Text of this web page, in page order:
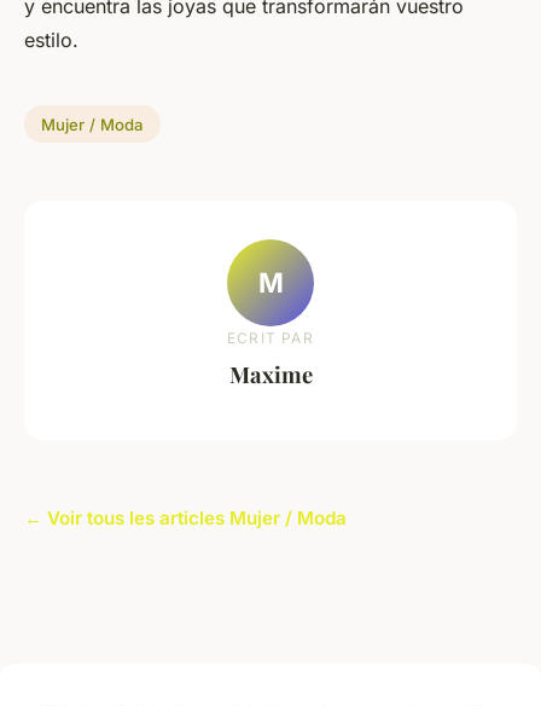
y encuentra las joyas que transformarán vuestro
estilo.
Mujer / Moda
M
ECRIT PAR
Maxime
← Voir tous les articles Mujer / Moda